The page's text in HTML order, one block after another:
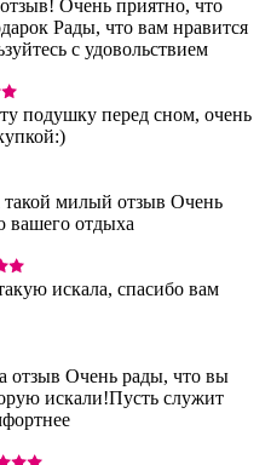
Очень приятно, что
Рады, что вам нравится
с удовольствием
подушку перед сном, очень
такой милый отзыв Очень
вашего отдыха
искала, спасибо вам
отзыв Очень рады, что вы
искали!Пусть служит